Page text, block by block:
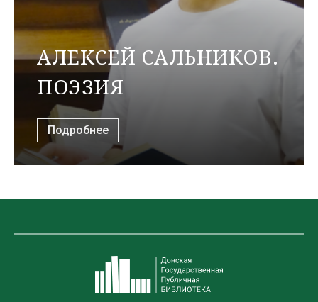
АЛЕКСЕЙ САЛЬНИКОВ.
ПОЭЗИЯ
Подробнее